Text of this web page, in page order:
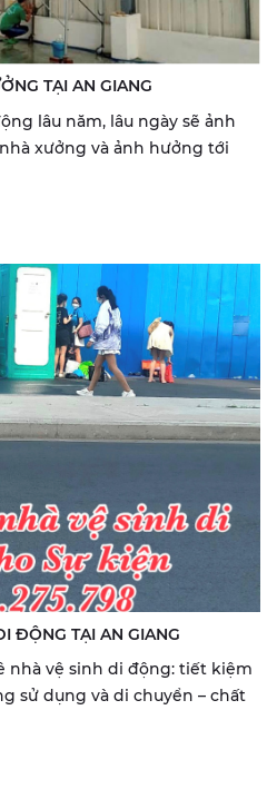
TẠI AN GIANG
lâu năm, lâu ngày sẽ ảnh
xưởng và ảnh hưởng tới
ĐỘNG TẠI AN GIANG
nhà vệ sinh di động: tiết kiệm
sử dụng và di chuyển – chất